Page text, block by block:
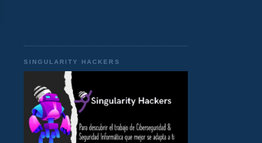
SINGULARITY HACKERS